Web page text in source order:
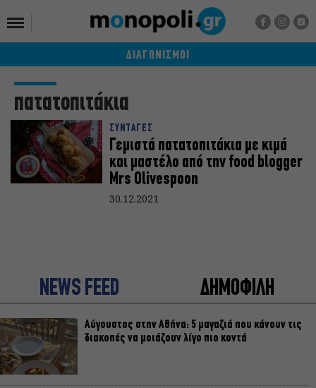
ΔΙΑΓΩΝΙΣΜΟΙ
πατατοπιτάκια
ΣΥΝΤΑΓΕΣ
Γεμιστά πατατοπιτάκια με κιμά
και μαστέλο από την food blogger
Mrs Olivespoon
30.12.2021
NEWS FEED ΔΗΜΟΦΙΛΗ
Αύγουστος στην Αθήνα: 5 μαγαζιά που κάνουν τις
διακοπές να μοιάζουν λίγο πιο κοντά